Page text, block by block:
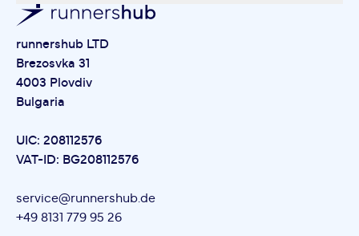
runnershub LTD
Brezosvka 31
4003 Plovdiv
Bulgaria
UIC: 208112576
VAT-ID: BG208112576
service@runnershub.de
+49 8131 779 95 26